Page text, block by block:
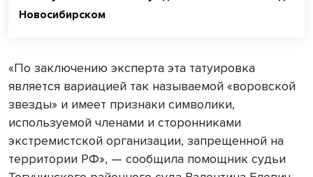
Новосибирском
«По заключению эксперта эта татуировка
является вариацией так называемой «воровской
звезды» и имеет признаки символики,
используемой членами и сторонниками
экстремистской организации, запрещенной на
территории РФ», — сообщила помощник судьи